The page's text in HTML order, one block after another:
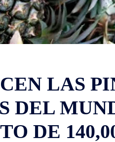
LAS
DEL
DE